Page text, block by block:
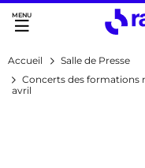
Accès direct :
Menu principal
Accueil
Salle de Presse
Concerts des formations
avril